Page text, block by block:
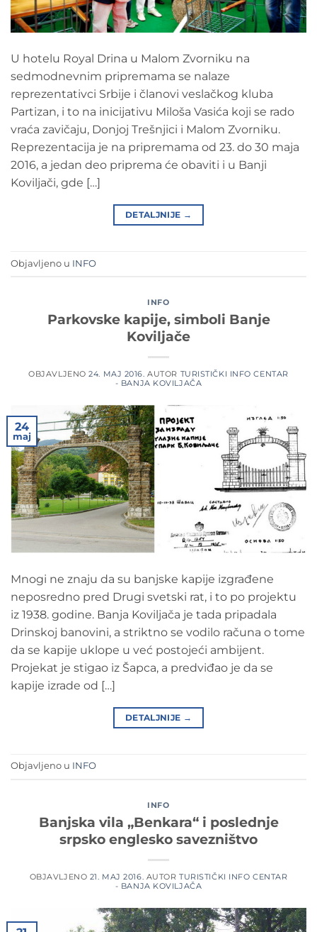
U hotelu Royal Drina u Malom Zvorniku na
sedmodnevnim pripremama se nalaze
reprezentativci Srbije i članovi veslačkog kluba
Partizan, i to na inicijativu Miloša Vasića koji se rado
vraća zavičaju, Donjoj Trešnjici i Malom Zvorniku.
Reprezentacija je na pripremama od 23. do 30 maja
2016, a jedan deo priprema će obaviti i u Banji
Koviljači, gde […]
DETALJNIJE →
Objavljeno u INFO
INFO
Parkovske kapije, simboli Banje
Koviljače
OBJAVLJENO24. MAJ 2016. AUTOR TURISTIČKI INFO CENTAR
- BANJA KOVILJAČA
24
maj
Mnogi ne znaju da su banjske kapije izgrađene
neposredno pred Drugi svetski rat, i to po projektu
iz 1938. godine. Banja Koviljača je tada pripadala
Drinskoj banovini, a striktno se vodilo računa o tome
da se kapije uklope u već postojeći ambijent.
Projekat je stigao iz Šapca, a predviđao je da se
kapije izrade od […]
DETALJNIJE →
Objavljeno u INFO
INFO
Banjska vila „Benkara“ i poslednje
srpsko englesko savezništvo
OBJAVLJENO 21. MAJ 2016. AUTORTURISTIČKI INFO CENTAR
- BANJA KOVILJAČA